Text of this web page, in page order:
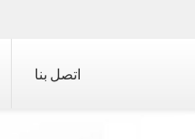
اتصل بنا